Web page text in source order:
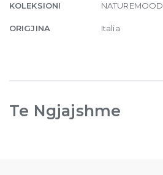
KOLEKSIONI NATUREMOOD
ORIGJINA Italia
Te Ngjajshme